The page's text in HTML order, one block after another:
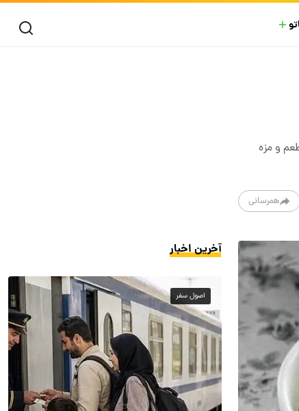
و مزه
همرسانی
آخرین اخبار
اصول سفر